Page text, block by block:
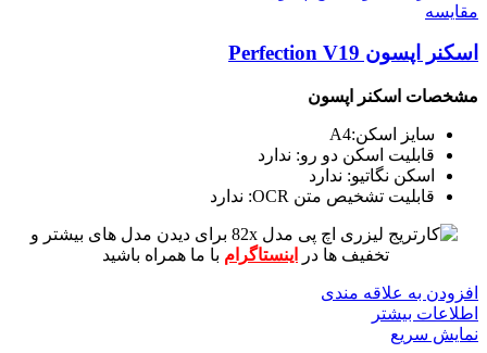
مقايسه
اسکنر اپسون Perfection V19
مشخصات اسکنر اپسون
سایز اسکن:A4
قابلیت اسکن دو رو: ندارد
اسکن نگاتیو: ندارد
قابلیت تشخیص متن OCR: ندارد
برای دیدن مدل های بیشتر و
تخفیف ها در
اینستاگرام با ما همراه باشید
افزودن به علاقه مندی
اطلاعات بیشتر
نمایش سریع